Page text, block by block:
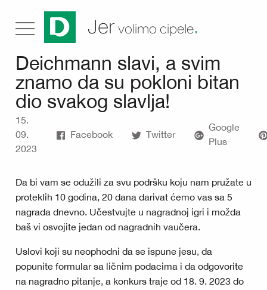
Jer volimo cipele.
Deichmann slavi, a svim
znamo da su pokloni bitan
dio svakog slavlja!
15.
09.
2023
Facebook Twitter
Google
Plus
Da bi vam se odužili za svu podršku koju nam pružate u
proteklih 10 godina, 20 dana darivat ćemo vas sa 5
nagrada dnevno. Učestvujte u nagradnoj igri i možda
baš vi osvojite jedan od nagradnih vaučera.
Uslovi koji su neophodni da se ispune jesu, da
popunite formular sa ličnim podacima i da odgovorite
na nagradno pitanje, a konkurs traje od 18. 9. 2023 do